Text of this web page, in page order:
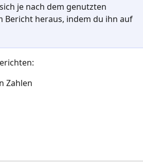
je nach dem genutzten
Bericht heraus, indem du ihn auf
Zahlen